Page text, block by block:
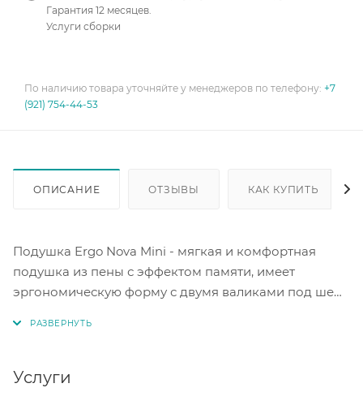
Гарантия 12 месяцев.
Услуги сборки
По наличию товара уточняйте у менеджеров по телефону: +7
(921) 754-44-53
ОПИСАНИЕ ОТЗЫВЫ КАК КУПИТЬ
Подушка Ergo Nova Mini - мягкая и комфортная
подушка из пены с эффектом памяти, имеет
эргономическую форму с двумя валиками под шею
Размер 32х58 см. Жесткость низкая.
Услуги